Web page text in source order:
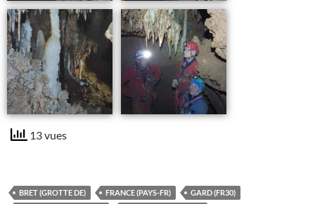
13 vues
BRET (GROTTE DE) FRANCE (PAYS-FR)
GARD (FR30)